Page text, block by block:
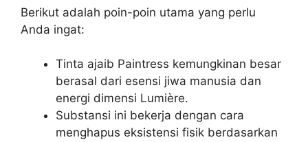
Berikut adalah poin-poin utama yang perlu
Anda ingat:
Tinta ajaib Paintress kemungkinan besar
berasal dari esensi jiwa manusia dan
energi dimensi Lumière.
Substansi ini bekerja dengan cara
menghapus eksistensi fisik berdasarkan